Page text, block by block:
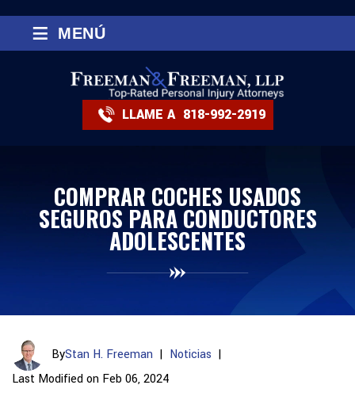
LLAME A 818-992-2919
≡ MENÚ
COMPRAR COCHES USADOS
SEGUROS PARA CONDUCTORES
ADOLESCENTES
ByStan H. Freeman | Noticias |
Last Modified on Feb 06, 2024